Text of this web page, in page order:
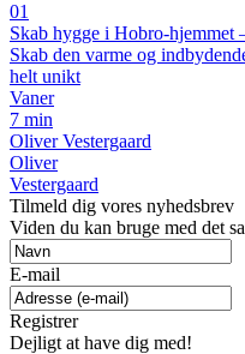
01
Skab hygge i Hobro-hjemmet
Skab den varme og
helt unikt
Vaner
7 min
Oliver Vestergaard
Oliver
Vestergaard
Tilmeld dig vores nyhedsbrev
Viden du kan bruge med det
E-mail
Registrer
Dejligt at have dig med!